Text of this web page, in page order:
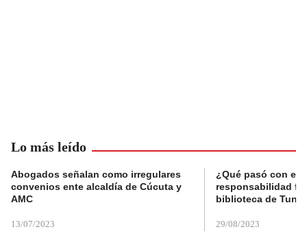
Lo más leído
Abogados señalan como irregulares
convenios ente alcaldía de Cúcuta y
AMC
13/07/2023
¿Qué pasó con el
responsabilidad
biblioteca de
29/08/2023